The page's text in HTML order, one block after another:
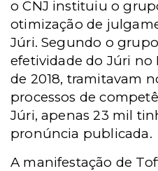
o CNJ instituiu o
otimização de
Júri. Segundo o
efetividade do Júri no
de 2018, tramitavam
processos de
Júri, apenas 23 mil
pronúncia publicada.
A manifestação de